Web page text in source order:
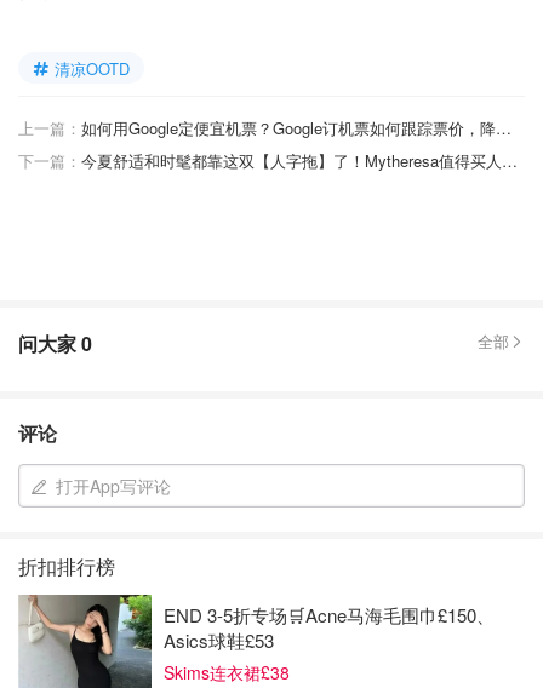
清凉OOTD
上一篇：
如何用Google定便宜机票？Google订机票如何跟踪票价，降价提醒，如何退改签？
下一篇：
今夏舒适和时髦都靠这双【人字拖】了！Mytheresa值得买人字拖清单
问大家0 全部
评论
打开App写评论
折扣排行榜
END 3-5折专场🛒Acne马海毛围巾£150、
Asics球鞋£53
Skims连衣裙£38